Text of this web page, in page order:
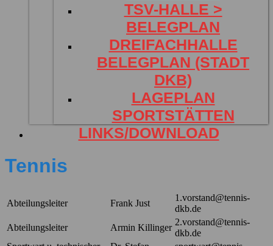
TSV-HALLE >
BELEGPLAN
DREIFACHHALLE
BELEGPLAN (STADT
DKB)
LAGEPLAN
SPORTSTÄTTEN
LINKS/DOWNLOAD
Tennis
Abteilungsleiter Frank Just
1.vorstand@tennis-
dkb.de
Abteilungsleiter
Armin Killinger
2.vorstand@tennis-
dkb.de